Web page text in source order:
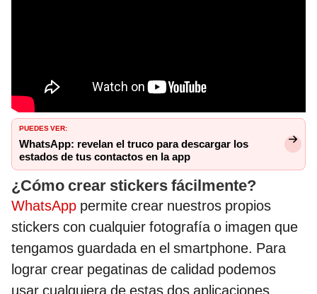
PUEDES VER:
WhatsApp: revelan el truco para descargar los
estados de tus contactos en la app
¿Cómo crear stickers fácilmente?
WhatsApp permite crear nuestros propios
stickers con cualquier fotografía o imagen que
tengamos guardada en el smartphone. Para
lograr crear pegatinas de calidad podemos
usar cualquiera de estas dos aplicaciones.